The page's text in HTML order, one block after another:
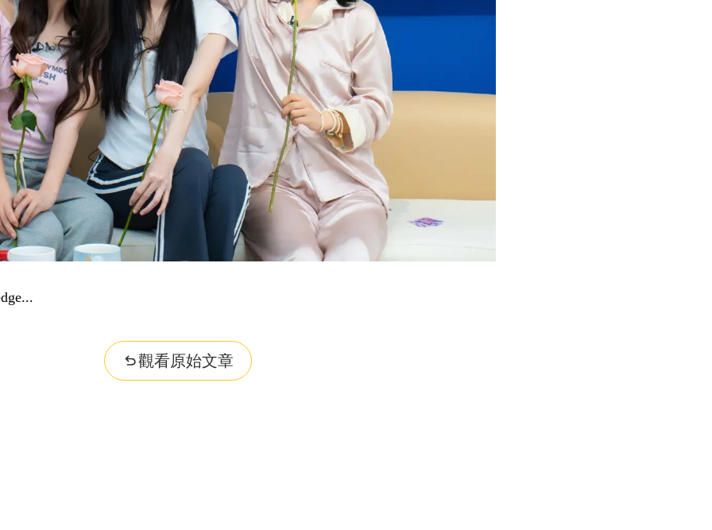
觀看原始文章